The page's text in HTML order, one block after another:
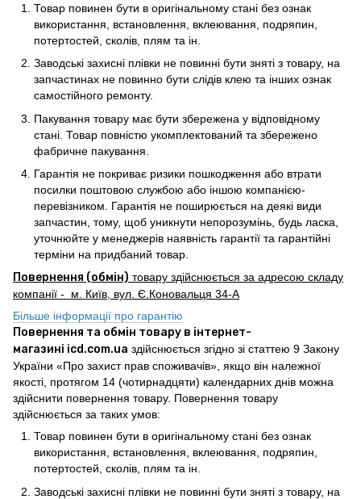
Товар повинен бути в оригінальному стані без ознак
використання, встановлення, вклеювання, подряпин,
потертостей, сколів, плям та ін.
Заводські захисні плівки не повинні бути зняті з товару, на
запчастинах не повинно бути слідів клею та інших ознак
самостійного ремонту.
Пакування товару має бути збережена у відповідному
стані. Товар повністю укомплектований та збережено
фабричне пакування.
Гарантія не покриває ризики пошкодження або втрати
посилки поштовою службою або іншою компанією-
перевізником. Гарантія не поширюється на деякі види
запчастин, тому, щоб уникнути непорозумінь, будь ласка,
уточнюйте у менеджерів наявність гарантії та гарантійні
терміни на придбаний товар.
Повернення (обмін) товару здійснюється за адресою складу
компанії - м. Київ, вул. Є.Коновальця 34-А
Більше інформації про гарантію
Повернення та обмін товару в інтернет-
магазині icd.com.ua здійснюється згідно зі статтею 9 Закону
України «Про захист прав споживачів», якщо він належної
якості, протягом 14 (чотирнадцяти) календарних днів можна
здійснити повернення товару. Повернення товару
здійснюється за таких умов:
Товар повинен бути в оригінальному стані без ознак
використання, встановлення, вклеювання, подряпин,
потертостей, сколів, плям та ін.
Заводські захисні плівки не повинні бути зняті з товару, на